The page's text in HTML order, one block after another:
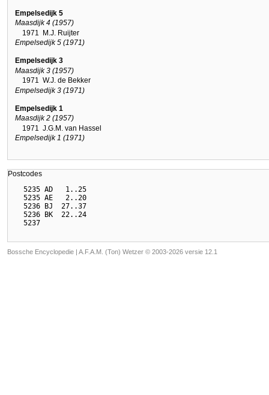
Empelsedijk 5
Maasdijk 4 (1957)
1971
M.J. Ruijter
Empelsedijk 5 (1971)
Empelsedijk 3
Maasdijk 3 (1957)
1971 W.J. de Bekker
Empelsedijk 3 (1971)
Empelsedijk 1
Maasdijk 2 (1957)
1971 J.G.M. van Hassel
Empelsedijk 1 (1971)
Postcodes
  5235 AD   1..25
  5235 AE   2..20
  5236 BJ  27..37
  5236 BK  22..24
Bossche Encyclopedie | A.F.A.M. (Ton) Wetzer © 2003-2026 versie 12.1